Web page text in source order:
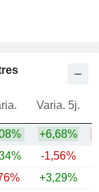
Varia. 5j.
+6,68%
-1,56%
+3,29%